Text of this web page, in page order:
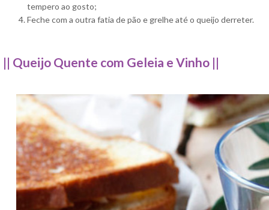
tempero ao gosto;
Feche com a outra fatia de pão e grelhe até o queijo derreter.
|| Queijo Quente com Geleia e Vinho ||